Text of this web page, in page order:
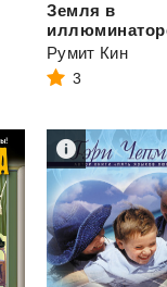
Земля в
Румит Кин
3